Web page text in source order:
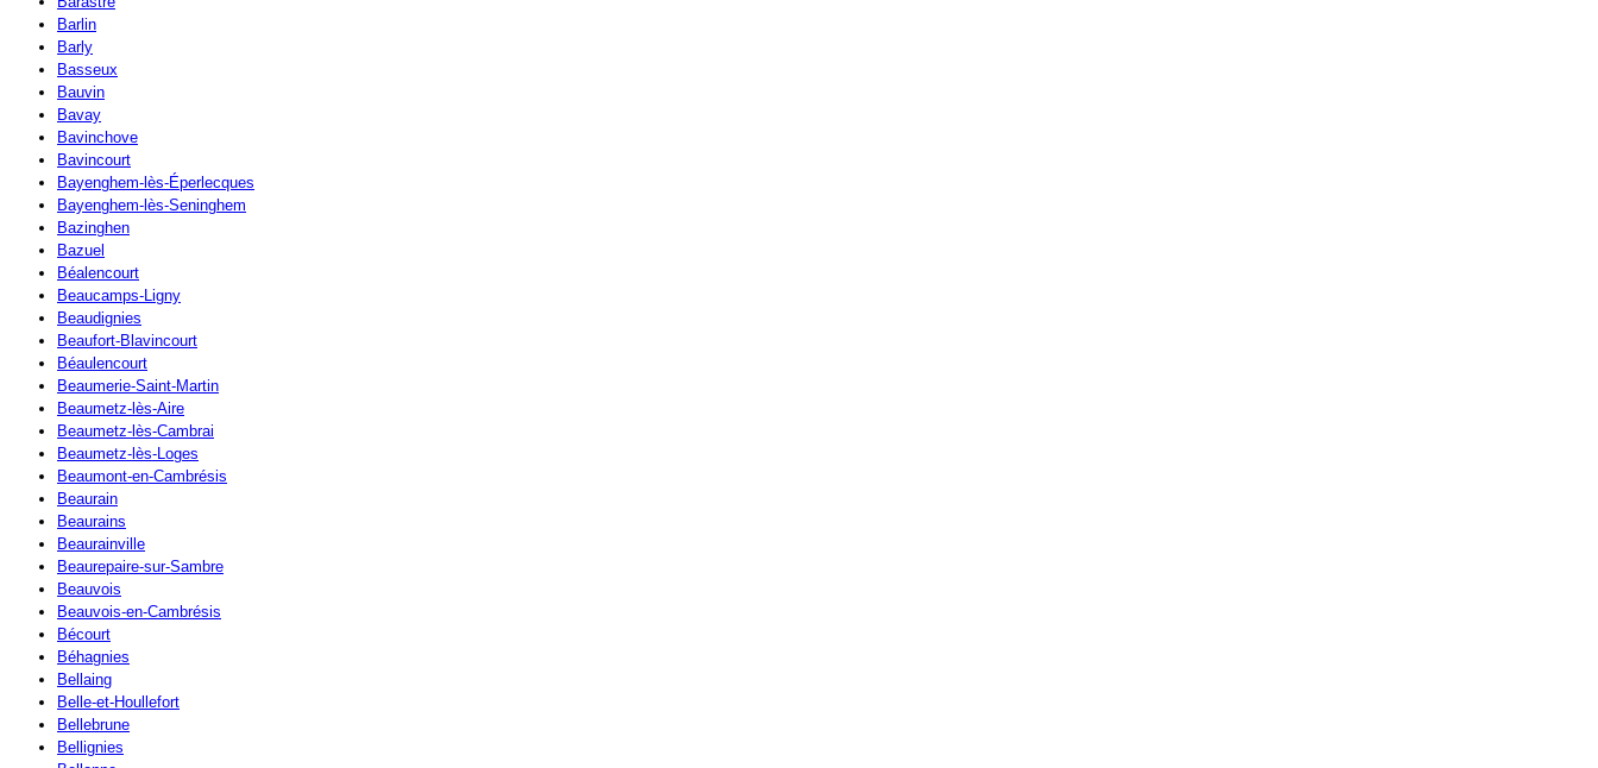
Barlin
Barly
Basseux
Bauvin
Bavay
Bavinchove
Bavincourt
Bayenghem-lès-Éperlecques
Bayenghem-lès-Seninghem
Bazinghen
Bazuel
Béalencourt
Beaucamps-Ligny
Beaudignies
Beaufort-Blavincourt
Béaulencourt
Beaumerie-Saint-Martin
Beaumetz-lès-Aire
Beaumetz-lès-Cambrai
Beaumetz-lès-Loges
Beaumont-en-Cambrésis
Beaurain
Beaurains
Beaurainville
Beaurepaire-sur-Sambre
Beauvois
Beauvois-en-Cambrésis
Bécourt
Béhagnies
Bellaing
Belle-et-Houllefort
Bellebrune
Bellignies